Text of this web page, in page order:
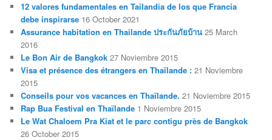
12 valores fundamentales en Tailandia de los que Francia
debe inspirarse 16 October 2021
Assurance habitation en Thailande ประกันภัยบ้าน 25 March
2016
Le Bon Air de Bangkok 27 Noviembre 2015
Visa et présence des étrangers en Thaïlande : 21 Noviembre
2015
Conseils pour vos vacances en Thaïlande. 21 Noviembre 2015
Rap Bua Festival en Thaïlande 1 Noviembre 2015
Le Wat Chaloem Pra Kiat et le parc contigu près de Bangkok
26 October 2015